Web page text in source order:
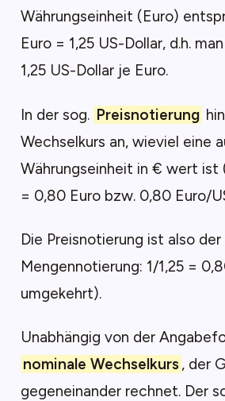
Währungseinheit (Euro)
Euro = 1,25 US-Dollar, d.h.
1,25 US-Dollar je Euro.
In der sog. Preisnotierung
Wechselkurs an, wieviel eine
Währungseinheit in € wert ist
= 0,80 Euro bzw. 0,80 Euro/
Die Preisnotierung ist also
Mengennotierung: 1/1,25 =
umgekehrt).
Unabhängig von der
nominale Wechselkurs, der
gegeneinander rechnet. Der